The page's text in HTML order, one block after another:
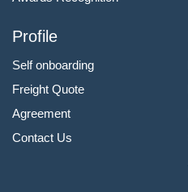
Profile
Self onboarding
Freight Quote
Agreement
Contact Us